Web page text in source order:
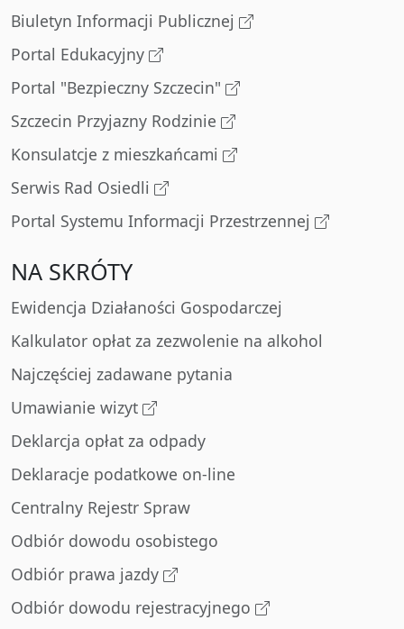
Biuletyn Informacji Publicznej
Portal Edukacyjny
Portal "Bezpieczny Szczecin"
Szczecin Przyjazny Rodzinie
Konsulatcje z mieszkańcami
Serwis Rad Osiedli
Portal Systemu Informacji Przestrzennej
NA SKRÓTY
Ewidencja Działaności Gospodarczej
Kalkulator opłat za zezwolenie na alkohol
Najczęściej zadawane pytania
Umawianie wizyt
Deklarcja opłat za odpady
Deklaracje podatkowe on-line
Centralny Rejestr Spraw
Odbiór dowodu osobistego
Odbiór prawa jazdy
Odbiór dowodu rejestracyjnego